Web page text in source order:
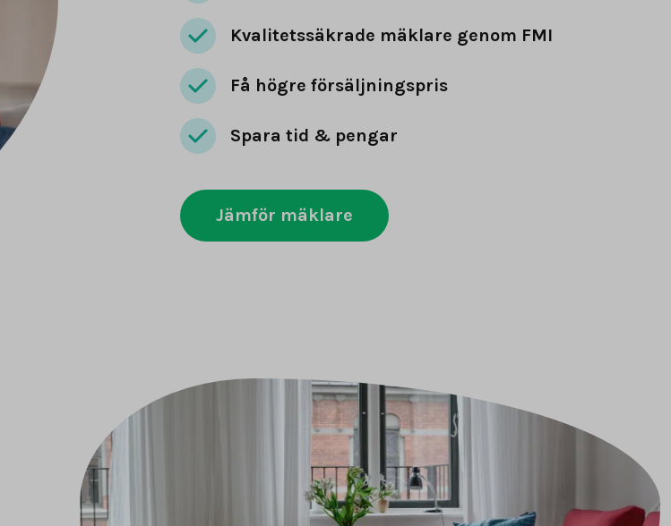
Kvalitetssäkrade mäklare genom FMI
Få högre försäljningspris
Spara tid & pengar
Jämför mäklare